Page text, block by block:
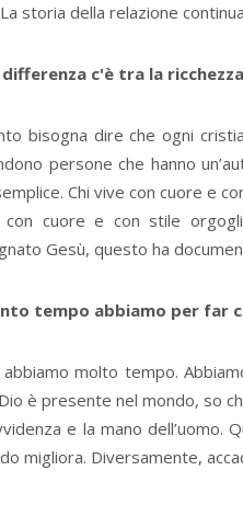
storia della relazione
differenza c'è tra la
bisogna dire che ogni
persone che hanno
Chi vive con cuore e
con cuore e con stile
Gesù, questo ha
tempo abbiamo per far
abbiamo molto tempo.
è presente nel mondo, so
e la mano dell’uomo.
migliora. Diversamente,